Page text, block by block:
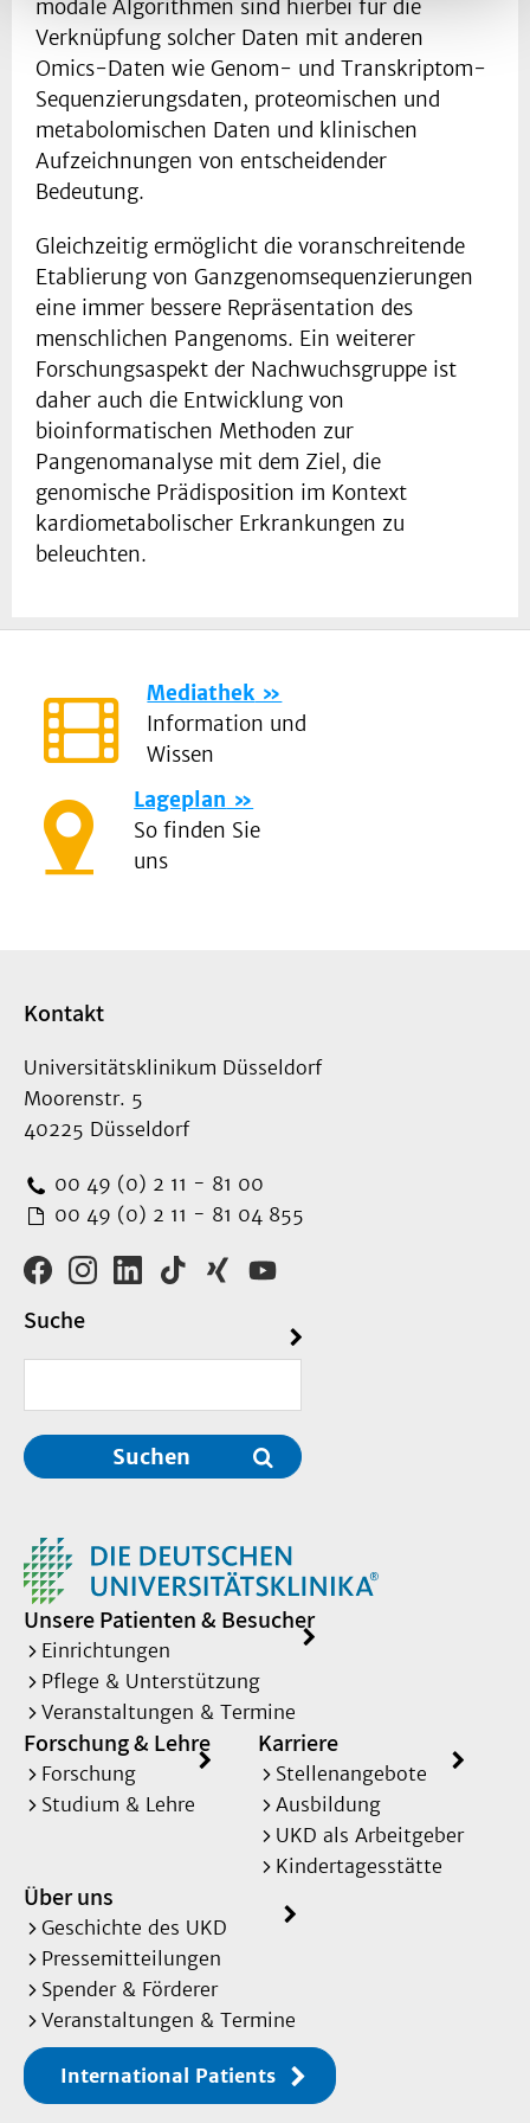
modale Algorithmen sind hierbei für die
Verknüpfung solcher Daten mit anderen
Omics-Daten wie Genom- und Transkriptom-
Sequenzierungsdaten, proteomischen und
metabolomischen Daten und klinischen
Aufzeichnungen von entscheidender
Bedeutung.
Gleichzeitig ermöglicht die voranschreitende
Etablierung von Ganzgenomsequenzierungen
eine immer bessere Repräsentation des
menschlichen Pangenoms. Ein weiterer
Forschungsaspekt der Nachwuchsgruppe ist
daher auch die Entwicklung von
bioinformatischen Methoden zur
Pangenomanalyse mit dem Ziel, die
genomische Prädisposition im Kontext
kardiometabolischer Erkrankungen zu
beleuchten.
Mediathek
Information und
Wissen
Lageplan
So finden Sie
uns
Kontakt
Universitätsklinikum Düsseldorf
Moorenstr. 5
40225 Düsseldorf
00 49 (0) 2 11 - 81 00
00 49 (0) 2 11 - 81 04 855
Suche
Suchen
Unsere Patienten & Besucher
Einrichtungen
Pflege & Unterstützung
Veranstaltungen & Termine
Forschung & Lehre
Forschung
Studium & Lehre
Karriere
Stellenangebote
Ausbildung
UKD als Arbeitgeber
Kindertagesstätte
Über uns
Geschichte des UKD
Pressemitteilungen
Spender & Förderer
Veranstaltungen & Termine
International Patients